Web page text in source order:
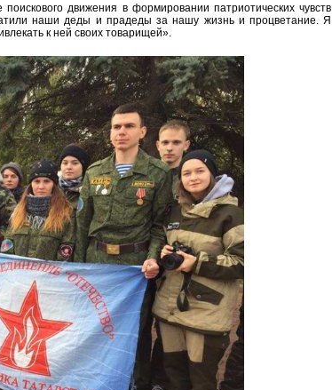
движения в формировании патриотических чувств
наши деды и прадеды за нашу жизнь и процветание. Я
к ней своих товарищей».